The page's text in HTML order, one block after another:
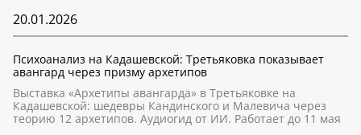
20.01.2026
Психоанализ на Кадашевской: Третьяковка показывает
авангард через призму архетипов
Выставка «Архетипы авангарда» в Третьяковке на
Кадашевской: шедевры Кандинского и Малевича через
теорию 12 архетипов. Аудиогид от ИИ. Работает до 11 мая